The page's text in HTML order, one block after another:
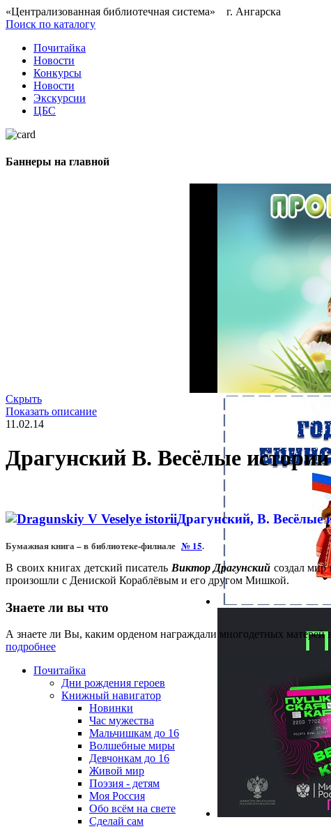
«Централизованная библиотечная система» г. Ангарска
Поиск по каталогу
Почитайка
Новости
Конкурсы
Новости
Экскурсии
ЦБС
Баннеры на главной
Скрыть
Показать описание
11.02.14
Драгунский В. Весёлые истории
Драгунский, В. Весёлые
Бумажная книга – в библиотеке-филиале № 15.
В своих книгах детский писатель Виктор Драгунский создал мир
произошли с Дениской Кораблёвым и его другом Мишкой.
Знаете ли вы что
А знаете ли Вы, каким орденом награждали многодетных матерей
подробнее
Почитайка
Дни рождения героев
Книжный навигатор
Новинки
Час мужества
Мальчишкам до 16
Волшебные миры
Девчонкам до 16
Живой мир
Поэзия - детям
Моя Россия
Обо всём на свете
Сделай сам